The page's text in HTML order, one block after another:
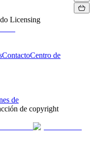
Licensing
ContactoCentro de
de
de copyright